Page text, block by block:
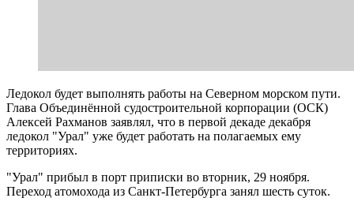
Ледокол будет выполнять работы на Северном морском пути.
Глава Объединённой судостроительной корпорации (ОСК)
Алексей Рахманов заявлял, что в первой декаде декабря
ледокол "Урал" уже будет работать на полагаемых ему
территориях.
"Урал" прибыл в порт приписки во вторник, 29 ноября.
Переход атомохода из Санкт-Петербурга занял шесть суток.